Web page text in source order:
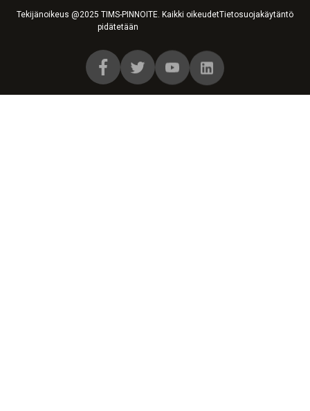
Tekijänoikeus @2025 TIMS-PINNOITE. Kaikki oikeudet
pidätetään
Tietosuojakäytäntö